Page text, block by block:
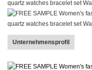
Unternehmensprofil